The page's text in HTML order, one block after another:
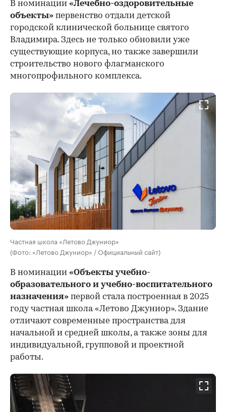
В номинации «Лечебно-оздоровительные
объекты» первенство отдали детской
городской клинической больнице святого
Владимира. Здесь не только обновили уже
существующие корпуса, но также завершили
строительство нового флагманского
многопрофильного комплекса.
Частная школа «Летово Джуниор»
(Фото: «Летово Джуниор» / Официальный сайт)
В номинации «Объекты учебно-
образовательного и учебно-воспитательного
назначения» первой стала построенная в 2025
году частная школа «Летово Джуниор». Здание
отличают современные пространства для
начальной и средней школы, а также зоны для
индивидуальной, групповой и проектной
работы.